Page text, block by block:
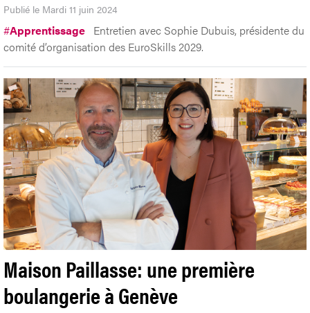
Publié le Mardi 11 juin 2024
#Apprentissage Entretien avec Sophie Dubuis, présidente du
comité d’organisation des EuroSkills 2029.
Maison Paillasse: une première
boulangerie à Genève